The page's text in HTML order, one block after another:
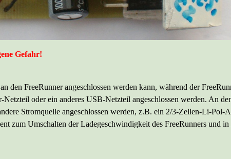
Gefahr!
den FreeRunner angeschlossen werden kann, während der
oder ein anderes USB-Netzteil angeschlossen werden. An
Stromquelle angeschlossen werden, z.B. ein 2/3-Zellen-Li-
zum Umschalten der Ladegeschwindigkeit des FreeRunners und